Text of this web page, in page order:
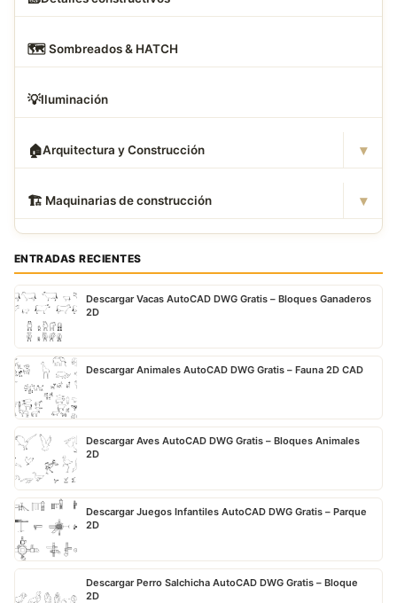
🗺️ Sombreados & HATCH
💡Iluminación
🏠Arquitectura y Construcción ▾
🏗 ️ Maquinarias de construcción ▾
ENTRADAS RECIENTES
Descargar Vacas AutoCAD DWG Gratis – Bloques Ganaderos
2D
Descargar Animales AutoCAD DWG Gratis – Fauna 2D CAD
Descargar Aves AutoCAD DWG Gratis – Bloques Animales
2D
Descargar Juegos Infantiles AutoCAD DWG Gratis – Parque
2D
Descargar Perro Salchicha AutoCAD DWG Gratis – Bloque
2D